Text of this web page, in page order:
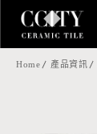
Home 產品資訊